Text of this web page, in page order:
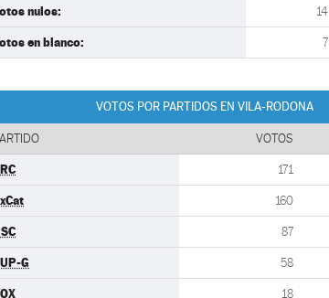
nulos: 14
en blanco: 7
VOTOS POR PARTIDOS EN VILA-RODONA
VOTOS
171
160
87
G 58
18